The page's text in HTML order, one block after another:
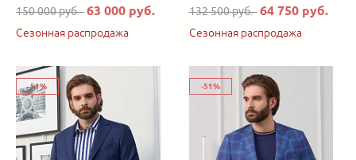
150 000 руб.63 000 руб.
Сезонная распродажа
132 500 руб. 64 750 руб.
Сезонная распродажа
-51% -51%